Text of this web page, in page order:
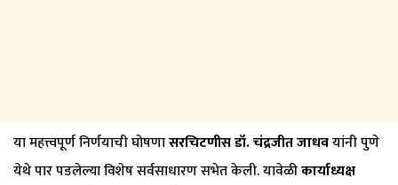
या महत्त्वपूर्ण निर्णयाची घोषणासरचिटणीस डॉ. चंद्रजीत जाधवयांनी पुणे
येथे पार पडलेल्या विशेष सर्वसाधारण सभेत केली. यावेळीकार्याध्यक्ष